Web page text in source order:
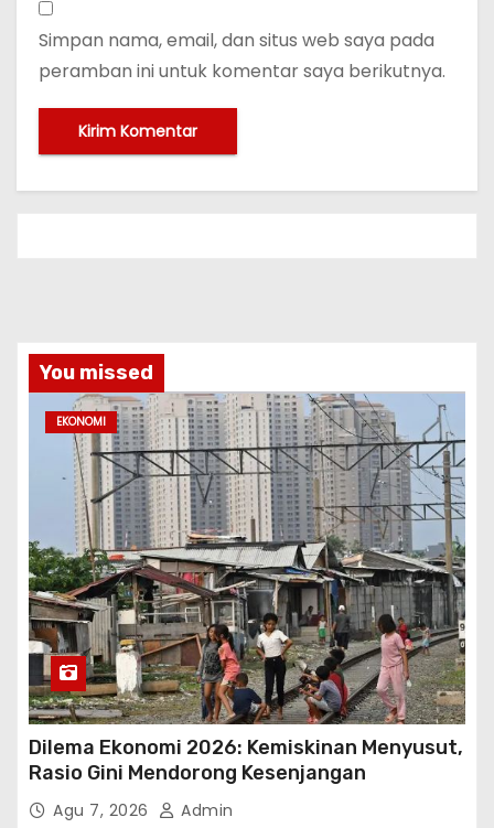
Simpan nama, email, dan situs web saya pada
peramban ini untuk komentar saya berikutnya.
You missed
EKONOMI
Dilema Ekonomi 2026: Kemiskinan Menyusut,
Rasio Gini Mendorong Kesenjangan
Agu 7, 2026 Admin